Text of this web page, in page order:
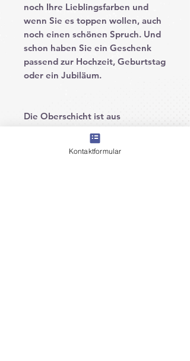
noch Ihre Lieblingsfarben und
wenn Sie es toppen wollen, auch
noch einen schönen Spruch. Und
schon haben Sie ein Geschenk
passend zur Hochzeit, Geburtstag
oder ein Jubiläum.
Die Oberschicht ist aus
seidenmatten Aluminium.
Beim Druck auf diesem Material
Kontaktformular